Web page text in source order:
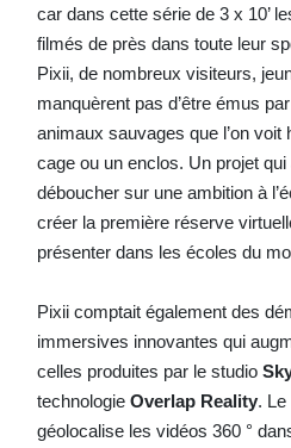
car dans cette série de 3 x 10’
filmés de près dans toute leur
Pixii, de nombreux visiteurs,
manquèrent pas d’être émus
animaux sauvages que l’on voit
cage ou un enclos. Un projet
déboucher sur une ambition à
créer la première réserve
présenter dans les écoles du
Pixii comptait également des
immersives innovantes qui
celles produites par le studio
technologie Overlap Reality. Le
géolocalise les vidéos 360 °